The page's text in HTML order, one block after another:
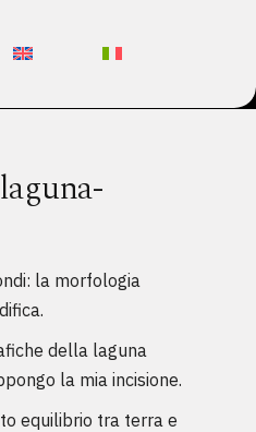
la morfologia
della laguna
la mia incisione.
equilibrio tra terra e